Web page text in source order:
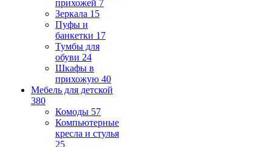
прихожей 7
Зеркала 15
Пуфы и
банкетки 17
Тумбы для
обуви 24
Шкафы в
прихожую 40
Мебель для детской
380
Комоды 57
Компьютерные
кресла и стулья
25